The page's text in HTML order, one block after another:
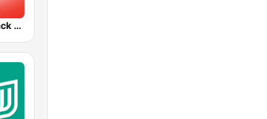
KCBS 93.1 Jack FM (US Only)